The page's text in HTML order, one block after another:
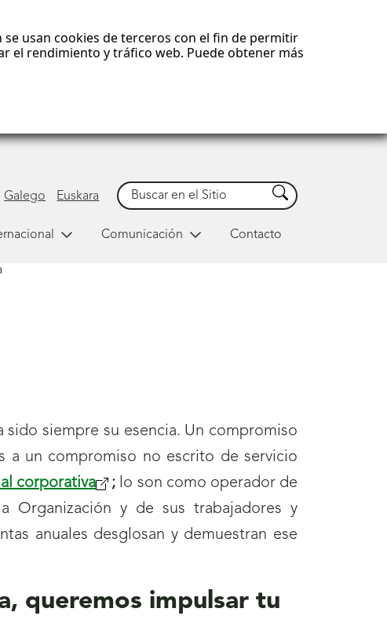
usan cookies de terceros con el fin de permitir
el rendimiento y tráfico web. Puede obtener más
Galego Euskara
Buscar Buscar
Comunicación Contacto
sido siempre su esencia. Un compromiso
a un compromiso no escrito de servicio
corporativa(se
abrirá
nueva
; lo son como operador de
Organización y de sus trabajadores y
anuales desglosan y demuestran ese
queremos impulsar tu